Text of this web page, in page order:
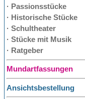
· Passionsstücke
· Historische Stücke
· Schultheater
· Stücke mit Musik
· Ratgeber
Mundartfassungen
Ansichtsbestellung